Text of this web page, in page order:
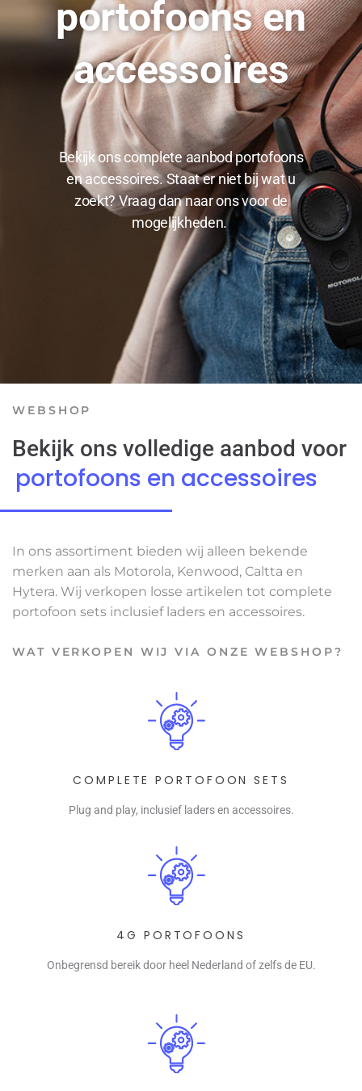
portofoons en
accessoires
Bekijk ons complete aanbod portofoons
en accessoires. Staat er niet bij wat u
zoekt? Vraag dan naar ons voor de
mogelijkheden.
WEBSHOP
Bekijk ons volledige aanbod voor
portofoons en accessoires
In ons assortiment bieden wij alleen bekende
merken aan als Motorola, Kenwood, Caltta en
Hytera. Wij verkopen losse artikelen tot complete
portofoon sets inclusief laders en accessoires.
WAT VERKOPEN WIJ VIA ONZE WEBSHOP?
COMPLETE PORTOFOON SETS
Plug and play, inclusief laders en accessoires.
4G PORTOFOONS
Onbegrensd bereik door heel Nederland of zelfs de EU.